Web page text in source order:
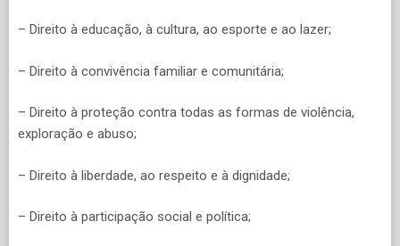
– Direito à educação, à cultura, ao esporte e ao lazer;
– Direito à convivência familiar e comunitária;
– Direito à proteção contra todas as formas de violência,
exploração e abuso;
– Direito à liberdade, ao respeito e à dignidade;
– Direito à participação social e política;